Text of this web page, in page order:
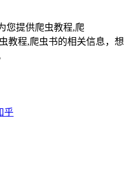
您提供爬虫教程,爬
教程,爬虫书的相关信息，想
乎